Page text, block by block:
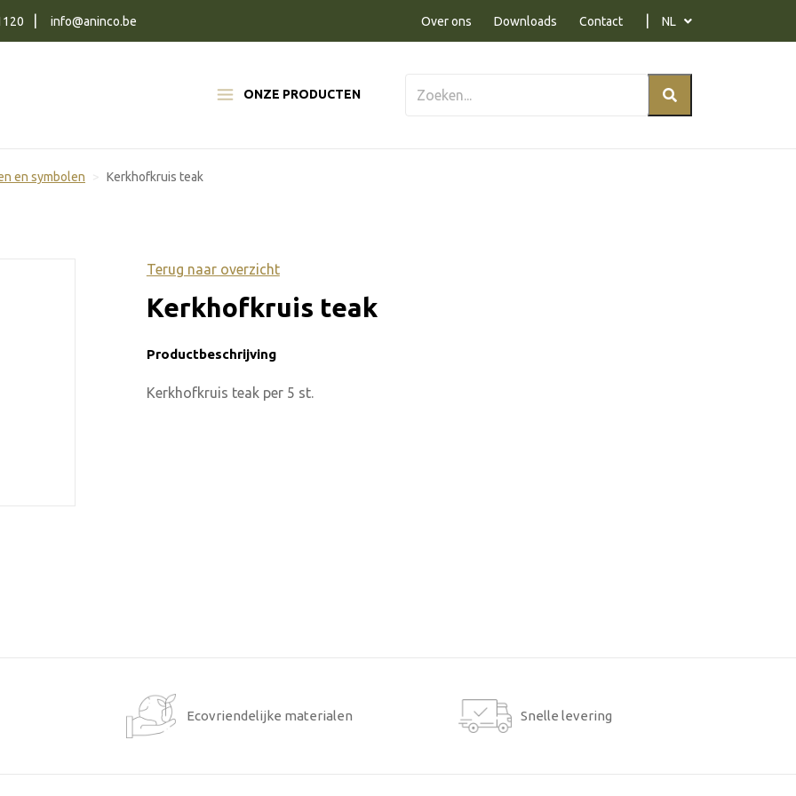
ONZE PRODUCTEN
info@aninco.be Over ons Downloads Contact NL
en symbolen Kerkhofkruis teak
Terug naar overzicht
Kerkhofkruis teak
Productbeschrijving
Kerkhofkruis teak per 5 st.
Ecovriendelijke materialen Snelle levering